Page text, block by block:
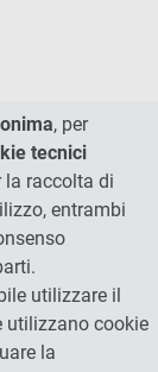
, per
tecnici
la raccolta di
entrambi
utilizzare il
utilizzano cookie
la